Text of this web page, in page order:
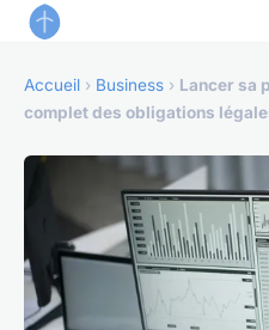
Accueil › Business › Lancer sa
complet des obligations